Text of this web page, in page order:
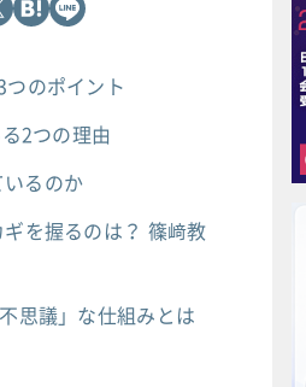
のポイント
2つの理由
るのか
を握るのは？ 篠﨑教
思議」な仕組みとは